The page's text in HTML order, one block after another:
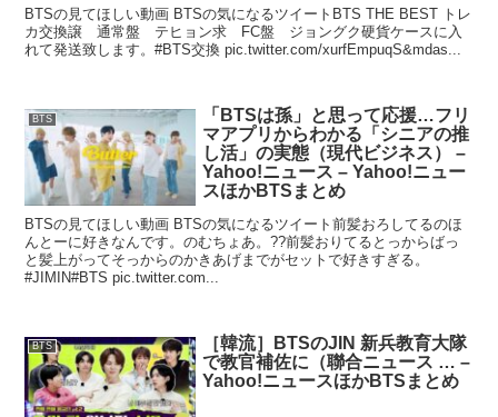
BTSの見てほしい動画 BTSの気になるツイートBTS THE BEST トレ
カ交換譲 通常盤 テヒョン求 FC盤 ジョングク硬貨ケースに入
れて発送致します。#BTS交換 pic.twitter.com/xurfEmpuqS&mdas...
BTS
「BTSは孫」と思って応援…フリ
マアプリからわかる「シニアの推
し活」の実態（現代ビジネス） –
Yahoo!ニュース – Yahoo!ニュー
スほかBTSまとめ
BTSの見てほしい動画 BTSの気になるツイート前髪おろしてるのほ
んとーに好きなんです。のむちょあ。??前髪おりてるとっからばっ
と髪上がってそっからのかきあげまでがセットで好きすぎる。
#JIMIN#BTS pic.twitter.com...
BTS
［韓流］BTSのJIN 新兵教育大隊
で教官補佐に（聯合ニュース … –
Yahoo!ニュースほかBTSまとめ